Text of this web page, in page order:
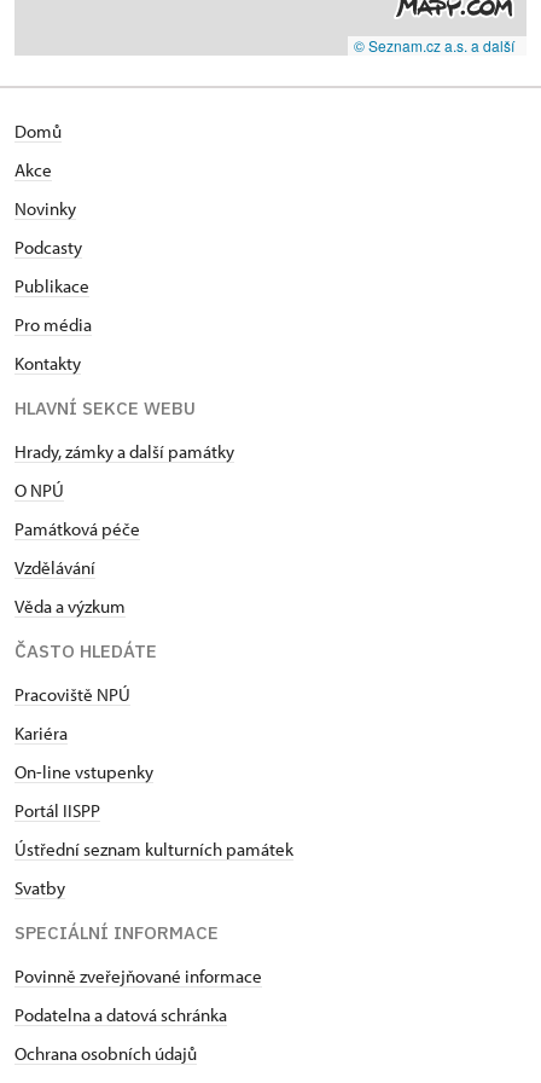
© Seznam.cz a.s. a další
Domů
Akce
Novinky
Podcasty
Publikace
Pro média
Kontakty
HLAVNÍ SEKCE WEBU
Hrady, zámky a další památky
O NPÚ
Památková péče
Vzdělávání
Věda a výzkum
ČASTO HLEDÁTE
Pracoviště NPÚ
Kariéra
On-line vstupenky
Portál IISPP
Ústřední seznam kulturních památek
Svatby
SPECIÁLNÍ INFORMACE
Povinně zveřejňované informace
Podatelna a datová schránka
Ochrana osobních údajů